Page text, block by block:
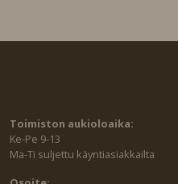
Toimiston aukioloaika:
Ke-Pe 9-13
Ma-Ti suljettu käyntiasiakkailta